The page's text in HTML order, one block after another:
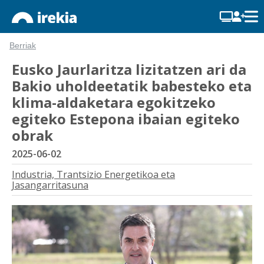
Berriak
Eusko Jaurlaritza lizitatzen ari da
Bakio uholdeetatik babesteko eta
klima-aldaketara egokitzeko
egiteko Estepona ibaian egiteko
obrak
2025-06-02
Industria, Trantsizio Energetikoa eta
Jasangarritasuna